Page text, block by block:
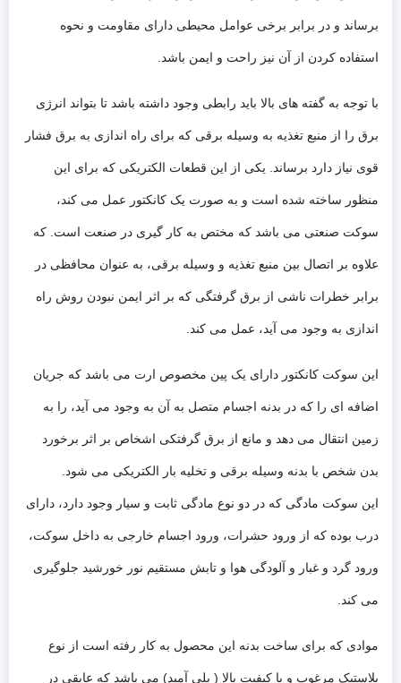
برساند و در برابر برخی عوامل محیطی دارای مقاومت و نحوه
استفاده کردن از آن نیز راحت و ایمن باشد.
با توجه به گفته های بالا باید رابطی وجود داشته باشد تا بتواند انرژی
برق را از منبع تغذیه به وسیله برقی که برای راه اندازی به برق فشار
قوی نیاز دارد برساند. یکی از این قطعات الکتریکی که برای این
منظور ساخته شده است و به صورت یک کانکتور عمل می کند،
سوکت صنعتی می باشد که مختص به کار گیری در صنعت است. که
علاوه بر اتصال بین منبع تغذیه و وسیله برقی، به عنوان محافظی در
برابر خطرات ناشی از برق گرفتگی که بر اثر ایمن نبودن روش راه
اندازی به وجود می آید، عمل می کند.
این سوکت کانکتور دارای یک پین مخصوص ارت می باشد که جریان
اضافه ای را که در بدنه اجسام متصل به آن به وجود می آید، را به
زمین انتقال می دهد و مانع از برق گرفتکی اشخاص بر اثر برخورد
بدن شخص با بدنه وسیله برقی و تخلیه بار الکتریکی می شود.
این سوکت مادگی که در دو نوع مادگی ثابت و سیار وجود دارد، دارای
درب بوده که از ورود حشرات، ورود اجسام خارجی به داخل سوکت،
ورود گرد و غبار و آلودگی هوا و تابش مستقیم نور خورشید جلوگیری
می کند.
موادی که برای ساخت بدنه این محصول به کار رفته است از نوع
پلاستیک مرغوب و با کیفیت بالا ( پلی آمید) می باشد که عایقی در